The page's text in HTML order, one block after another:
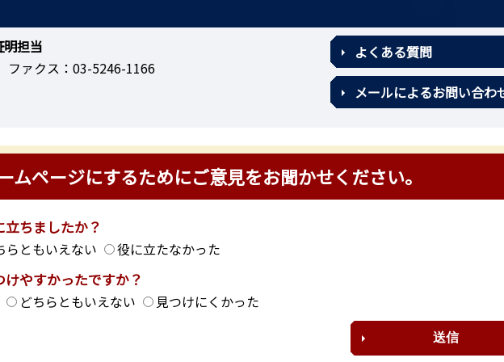
担当
ファクス：03-5246-1166
よくある質問
メールによるお問い合わ
ムページにするためにご意見をお聞かせください。
ちましたか？
らともいえない 役に立たなかった
やすかったですか？
どちらともいえない 見つけにくかった